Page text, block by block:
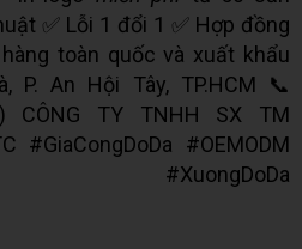
✅ Lỗi 1 đổi 1 ✅ Hợp đồng
toàn quốc và xuất khẩu
P. An Hội Tây, TP.HCM 📞
CÔNG TY TNHH SX TM
#GiaCongDoDa #OEMODM
#XuongDoDa